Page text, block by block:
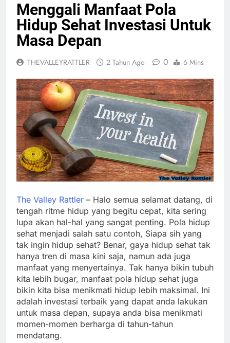
Menggali Manfaat Pola
Hidup Sehat Investasi Untuk
Masa Depan
THEVALLEYRATTLER 2 Tahun Ago 0 6 Mins
The Valley Rattler – Halo semua selamat datang, di
tengah ritme hidup yang begitu cepat, kita sering
lupa akan hal-hal yang sangat penting. Pola hidup
sehat menjadi salah satu contoh, Siapa sih yang
tak ingin hidup sehat? Benar, gaya hidup sehat tak
hanya tren di masa kini saja, namun ada juga
manfaat yang menyertainya. Tak hanya bikin tubuh
kita lebih bugar, manfaat pola hidup sehat juga
bikin kita bisa menikmati hidup lebih maksimal. Ini
adalah investasi terbaik yang dapat anda lakukan
untuk masa depan, supaya anda bisa menikmati
momen-momen berharga di tahun-tahun
mendatang.